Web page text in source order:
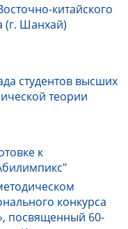
китайского
(г. Шанхай)
студентов высших
теории
к
конкурса
посвященный 60-